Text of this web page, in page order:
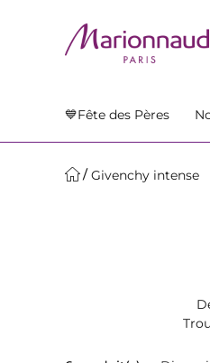
💙Fête des Pères
Givenchy intense